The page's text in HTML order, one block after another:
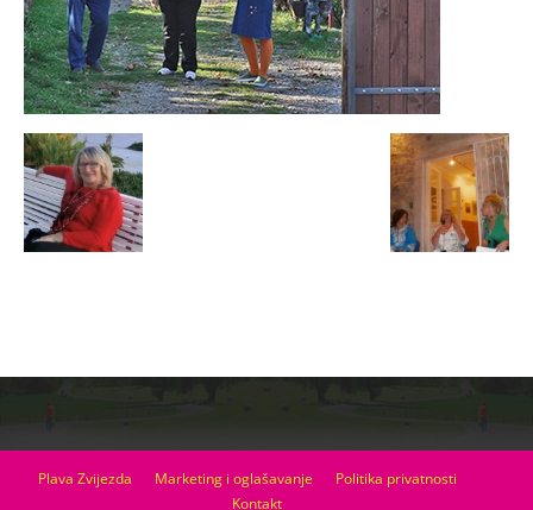
Plava Zvijezda Marketing i oglašavanje
Politika privatnosti
Kontakt